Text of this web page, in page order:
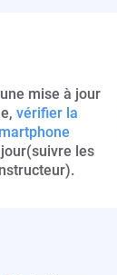
mise à jour
vérifier la
les